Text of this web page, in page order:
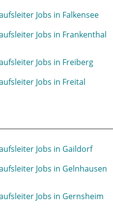
Jobs in Falkensee
Jobs in Frankenthal
Jobs in Freiberg
Jobs in Freital
Jobs in Gaildorf
Jobs in Gelnhausen
Jobs in Gernsheim